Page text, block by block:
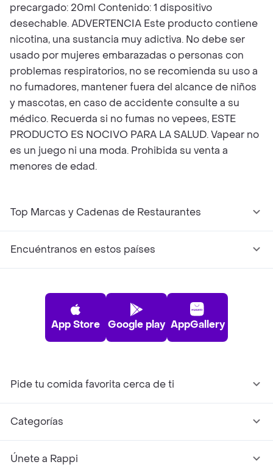
precargado: 20ml Contenido: 1 dispositivo
desechable. ADVERTENCIA Este producto contiene
nicotina, una sustancia muy adictiva. No debe ser
usado por mujeres embarazadas o personas con
problemas respiratorios, no se recomienda su uso a
no fumadores, mantener fuera del alcance de niños
y mascotas, en caso de accidente consulte a su
médico. Recuerda si no fumas no vepees, ESTE
PRODUCTO ES NOCIVO PARA LA SALUD. Vapear no
es un juego ni una moda. Prohibida su venta a
menores de edad.
Top Marcas y Cadenas de Restaurantes
Encuéntranos en estos países
App Store Google play AppGallery
Pide tu comida favorita cerca de ti
Categorías
Únete a Rappi